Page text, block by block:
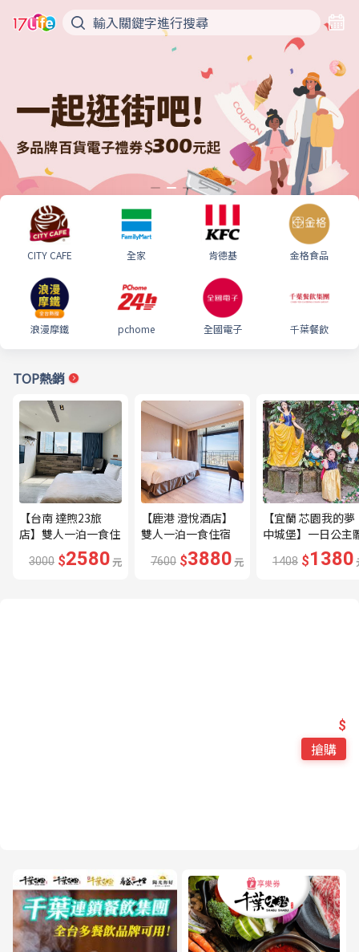
CITY CAFE 全家 肯德基 金格食品
浪漫摩鐵 pchome 全國電子 千葉餐飲
TOP熱銷
【台南 達煦23旅
店】雙人一泊一食住
宿券---🔥近海安路
商圈🔥
3000 $2580元
【鹿港 澄悅酒店】
雙人一泊一食住宿
券---🔥平日限量升
等家庭房、贈兩小🔥
7600 $3880元
【宜蘭 芯園我的夢
中城堡】一日公主
驗券---🔥含歐式下
午茶及換裝🔥
1408 $1380
$
搶購